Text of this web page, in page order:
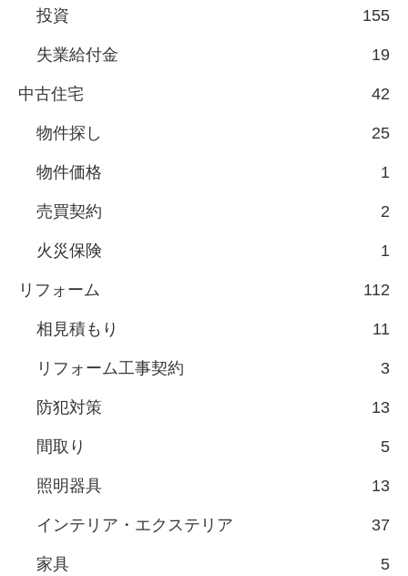
投資 155
失業給付金 19
中古住宅 42
物件探し 25
物件価格 1
売買契約 2
火災保険 1
リフォーム 112
相見積もり 11
リフォーム工事契約 3
防犯対策 13
間取り 5
照明器具 13
インテリア・エクステリア 37
家具 5